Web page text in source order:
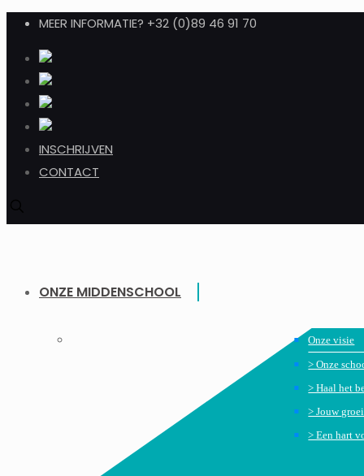
MEER INFORMATIE? +32 (0)89 46 91 70
INSCHRIJVEN
CONTACT
ONZE MIDDENSCHOOL
Onze visie
> Onze
> Haal het
> Jouw
> Een hart